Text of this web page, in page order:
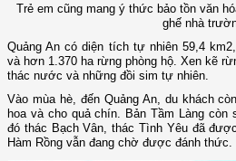
Trẻ em cũng mang ý thức bảo tồn văn
ghế nhà
Quảng An có diện tích tự nhiên 59,4
và hơn 1.370 ha rừng phòng hộ. Xen kẽ
thác nước và những đồi sim tự nhiên.
Vào mùa hè, đến Quảng An, du khách
hoa và cho quả chín. Bản Tầm Làng
đó thác Bạch Vân, thác Tình Yêu đã
Hàm Rồng vẫn đang chờ được đánh thức.